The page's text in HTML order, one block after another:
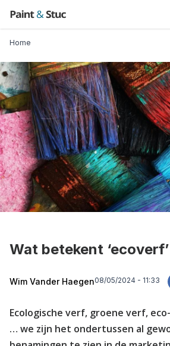
Overslaan
en
inhoud
gaan
Paint & Stuc
Kruimelpad
Home
Wat betekent
Wim Vander Haegen08/05/2024 - 11:33
Ecologische verf, groene verf,
… we zijn het ondertussen al